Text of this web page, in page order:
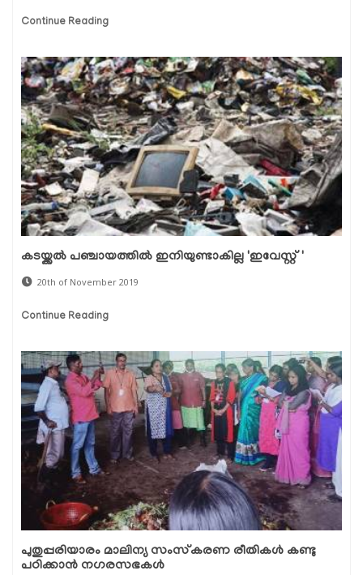
Continue Reading
കടയ്ക്കല്‍ പഞ്ചായത്തില്‍ ഇനിയുണ്ടാകില്ല 'ഇവേസ്റ്റ് '
20th of November 2019
Continue Reading
പുതുപ്പരിയാരം മാലിന്യ സംസ്‌കരണ രീതികള്‍ കണ്ടു
പഠിക്കാന്‍ നഗരസഭകള്‍